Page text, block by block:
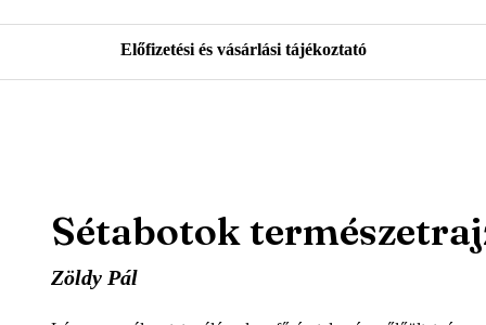
Előfizetési és vásárlási tájékoztató
Sétabotok
Zöldy Pál